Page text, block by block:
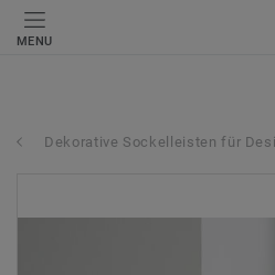
MENU
Dekorative Sockelleisten für